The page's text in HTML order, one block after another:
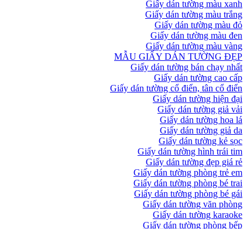
Giấy dán tường màu xanh
Giấy dán tường màu trắng
Giấy dán tường màu đỏ
Giấy dán tường màu đen
Giấy dán tường màu vàng
MẪU GIẤY DÁN TƯỜNG ĐẸP
Giấy dán tường bán chạy nhất
Giấy dán tường cao cấp
Giấy dán tường cổ điển, tân cổ điển
Giấy dán tường hiện đại
Giấy dán tường giả vải
Giấy dán tường hoa lá
Giấy dán tường giả da
Giấy dán tường kẻ sọc
Giấy dán tường hình trái tim
Giấy dán tường đẹp giá rẻ
Giấy dán tường phòng trẻ em
Giấy dán tường phòng bé trai
Giấy dán tường phòng bé gái
Giấy dán tường văn phòng
Giấy dán tường karaoke
Giấy dán tường phòng bếp